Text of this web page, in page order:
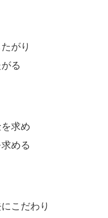
がり
る
求め
める
こだわり